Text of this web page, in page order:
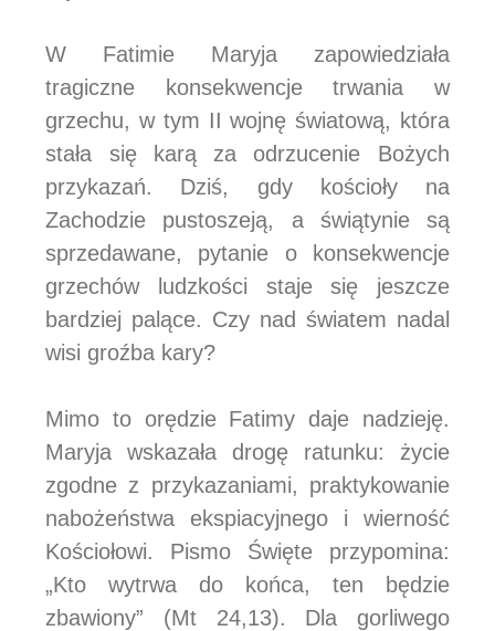
W Fatimie Maryja zapowiedziała
tragiczne konsekwencje trwania w
grzechu, w tym II wojnę światową, która
stała się karą za odrzucenie Bożych
przykazań. Dziś, gdy kościoły na
Zachodzie pustoszeją, a świątynie są
sprzedawane, pytanie o konsekwencje
grzechów ludzkości staje się jeszcze
bardziej palące. Czy nad światem nadal
wisi groźba kary?
Mimo to orędzie Fatimy daje nadzieję.
Maryja wskazała drogę ratunku: życie
zgodne z przykazaniami, praktykowanie
nabożeństwa ekspiacyjnego i wierność
Kościołowi. Pismo Święte przypomina:
„Kto wytrwa do końca, ten będzie
zbawiony” (Mt 24,13). Dla gorliwego